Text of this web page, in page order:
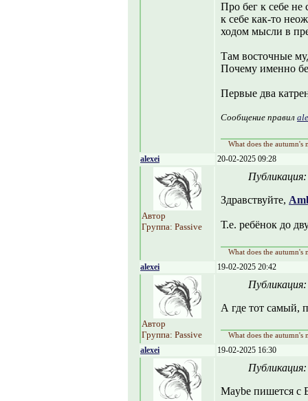
Про бег к себе не
к себе как-то
ходом мысли в
Там восточные
Почему именно
Первые два
Сообщение правил
What does the autumn's
alexei 20-02-2025 09:28
Автор
Группа: Passive
Здравствуйте,
Т.е. ребëнок до
What does the autumn's
alexei 19-02-2025 20:42
Автор
Группа: Passive
А где тот самый,
What does the autumn's
alexei 19-02-2025 16:30
Maybe пишется с